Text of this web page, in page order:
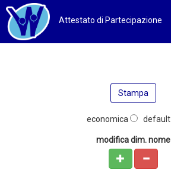
Attestato di Partecipazione
Stampa
economica default
modifica dim. nome